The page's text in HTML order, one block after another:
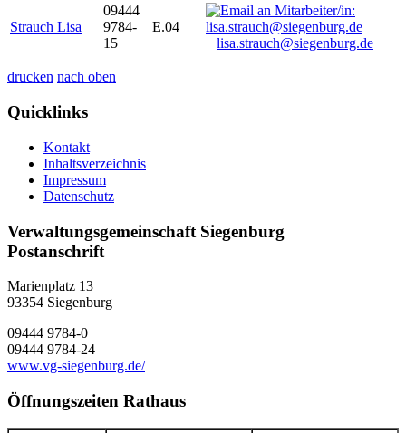
Strauch Lisa
09444
9784-
15
E.04
lisa.strauch@siegenburg.de
drucken nach oben
Quicklinks
Kontakt
Inhaltsverzeichnis
Impressum
Datenschutz
Verwaltungsgemeinschaft Siegenburg
Postanschrift
Marienplatz 13
93354 Siegenburg
09444 9784-0
09444 9784-24
www.vg-siegenburg.de/
Öffnungszeiten Rathaus